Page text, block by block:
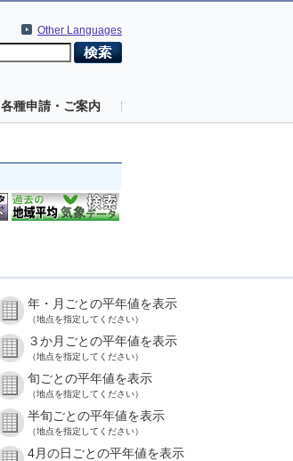
Other Languages
各種申請・ご案内
年・月ごとの平年値を表示
（地点を指定してください）
３か月ごとの平年値を表示
（地点を指定してください）
旬ごとの平年値を表示
（地点を指定してください）
半旬ごとの平年値を表示
（地点を指定してください）
4月の日ごとの平年値を表示